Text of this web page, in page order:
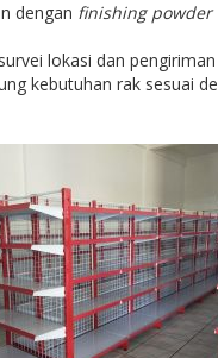
dengan finishing powder
lokasi dan
kebutuhan rak sesuai